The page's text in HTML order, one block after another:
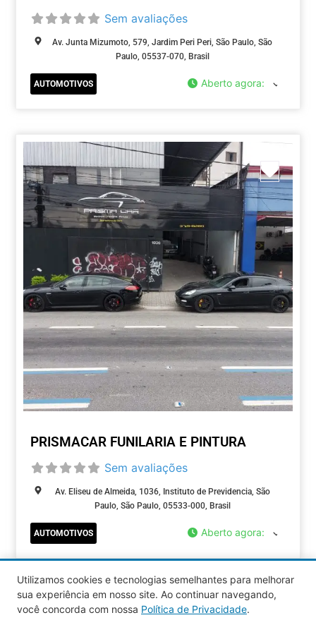
Sem avaliações
Av. Junta Mizumoto, 579, Jardim Peri Peri, São Paulo, São
Paulo, 05537-070, Brasil
AUTOMOTIVOS Aberto agora:
PRISMACAR FUNILARIA E PINTURA
Sem avaliações
Av. Eliseu de Almeida, 1036, Instituto de Previdencia, São
Paulo, São Paulo, 05533-000, Brasil
AUTOMOTIVOS Aberto agora:
1 2 Older posts
Utilizamos cookies e tecnologias semelhantes para melhorar
sua experiência em nosso site. Ao continuar navegando,
você concorda com nossa Política de Privacidade.